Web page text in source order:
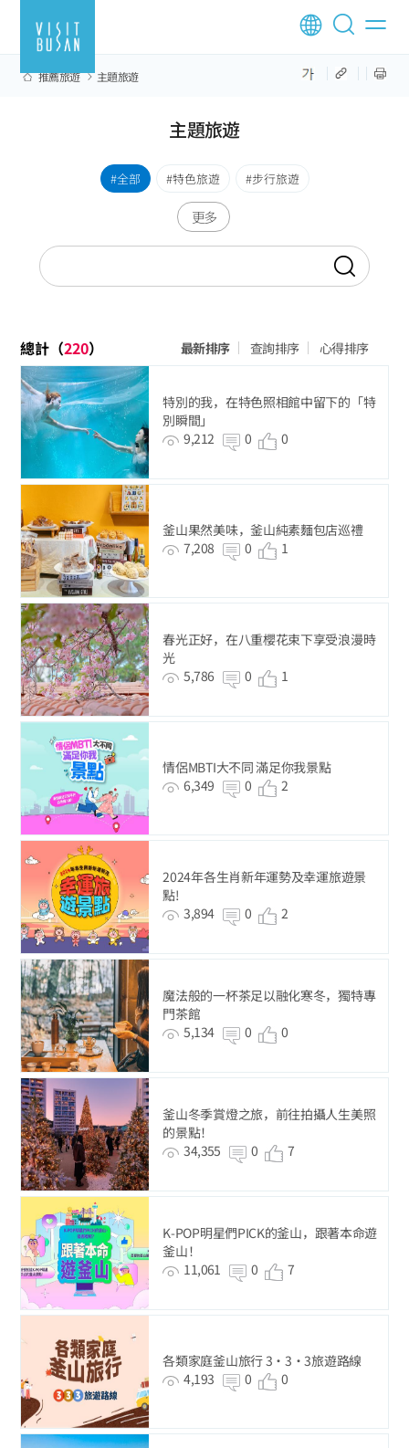
推薦旅遊 主題旅遊
主題旅遊
全部 特色旅遊 步行旅遊
更多
總計（220） 最新排序 查詢排序 心得排序
特別的我，在特色照相館中留下的「特
別瞬間」
9,212
0 0
釜山果然美味，釜山純素麵包店巡禮
7,208
0 1
春光正好，在八重櫻花束下享受浪漫時
光
5,786
0 1
情侶MBTI大不同 滿足你我景點
6,349
0 2
2024年各生肖新年運勢及幸運旅遊景
點!
3,894
0 2
魔法般的一杯茶足以融化寒冬，獨特專
門茶館
5,134
0 0
釜山冬季賞燈之旅，前往拍攝人生美照
的景點！
34,355
0 7
K-POP明星們PICK的釜山，跟著本命遊
釜山！
11,061
0 7
各類家庭釜山旅行 3‧3‧3旅遊路線
4,193
0 0